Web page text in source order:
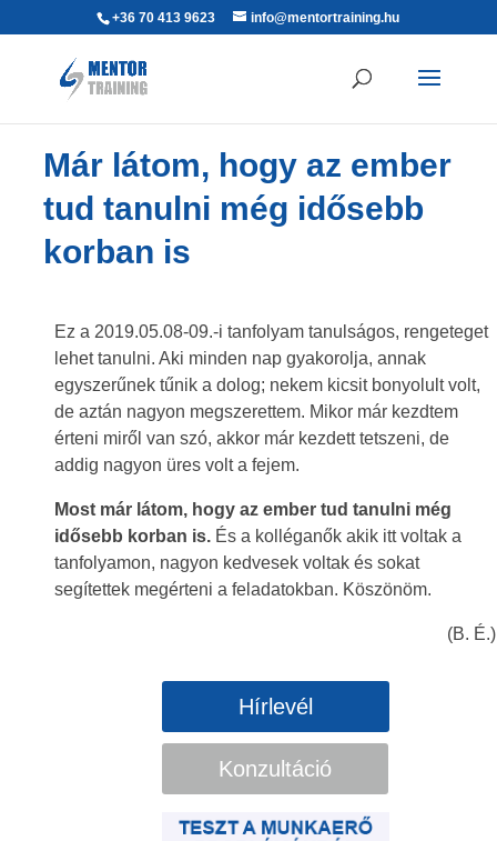
+36 70 413 9623 info@mentortraining.hu
Már látom, hogy az ember
tud tanulni még idősebb
korban is
Ez a 2019.05.08-09.-i tanfolyam tanulságos, rengeteget
lehet tanulni. Aki minden nap gyakorolja, annak
egyszerűnek tűnik a dolog; nekem kicsit bonyolult volt,
de aztán nagyon megszerettem. Mikor már kezdtem
érteni miről van szó, akkor már kezdett tetszeni, de
addig nagyon üres volt a fejem.
Most már látom, hogy az ember tud tanulni még
idősebb korban is. És a kolléganők akik itt voltak a
tanfolyamon, nagyon kedvesek voltak és sokat
segítettek megérteni a feladatokban. Köszönöm.
(B. É.)
Hírlevél
Konzultáció